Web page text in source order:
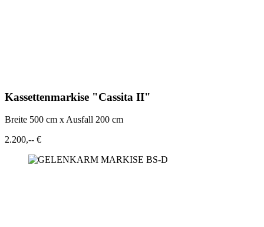
Kassettenmarkise "Cassita II"
Breite 500 cm x Ausfall 200 cm
2.200,-- €